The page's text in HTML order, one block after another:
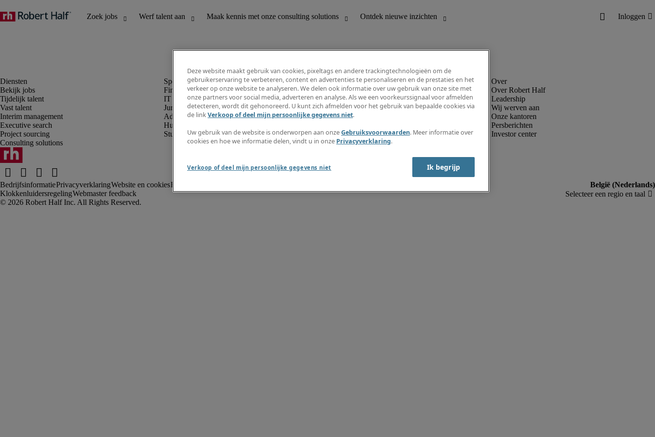
Bekijk jobs
Tijdelijk talent
Vast talent
Interim management
Executive search
Project sourcing
Consulting solutions
Finance en boekhouding
IT en digital
Juridisch
Administratie en office support
Human resources
Student
Ontdek nieuwe inzichten
Jobomschrijvingen
Salarisgids
Timesheets
Maak een jobalert aan
Informatiecentrum
Over Robert Half
Leadership
Wij werven aan
Onze kantoren
Persberichten
Investor center
BedrijfsinformatiePrivacyverklaringWebsite en cookiesRekruteringsvoorwaarden
KlokkenluidersregelingWebmaster feedback
Deze website maakt gebruik van cookies, pixeltags en andere trackingtechnologieën om de
gebruikerservaring te verbeteren, content en advertenties te personaliseren en de prestaties en het
verkeer op onze website te analyseren. We delen ook informatie over uw gebruik van onze site met
onze partners voor social media, adverteren en analyse. Als we een voorkeurssignaal voor afmelden
detecteren, wordt dit gehonoreerd. U kunt zich afmelden voor het gebruik van bepaalde cookies via
de linkVerkoop of deel mijn persoonlijke gegevens niet.
Uw gebruik van de website is onderworpen aan onzeGebruiksvoorwaarden. Meer informatie over
cookies en hoe we informatie delen, vindt u in onze Privacyverklaring.
Verkoop of deel mijn persoonlijke gegevens niet Ik begrijp